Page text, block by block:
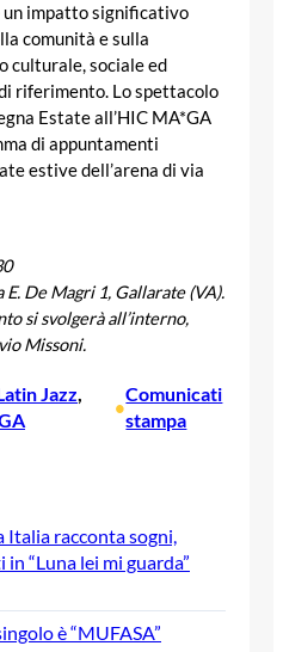
un impatto significativo
comunità e sulla
culturale, sociale ed
riferimento. Lo spettacolo
Estate all’HIC MA*GA
di appuntamenti
estive dell’arena di via
De Magri 1, Gallarate (VA).
si svolgerà all’interno,
Missoni.
Jazz
•
Comunicati
stampa
Italia racconta sogni,
“Luna lei mi guarda”
è “MUFASA”